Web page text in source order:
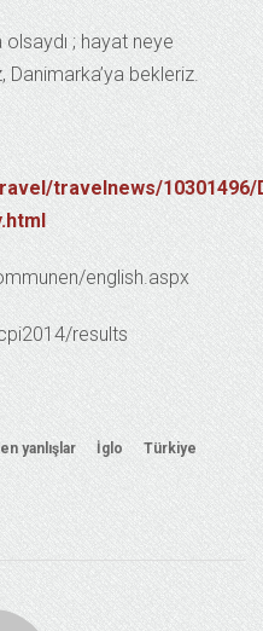
olsaydı ; hayat neye
Danimarka’ya bekleriz.
travelnews/10301496/
english.aspx
results
yanlışlar İglo Türkiye